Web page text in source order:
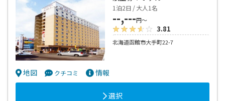
1泊2日 / 大人1名
--,---円～
3.81
北海道函館市大手町22-7
地図 クチコミ 情報
選択